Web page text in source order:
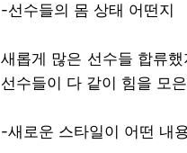
-선수들의 몸 상태 어떤지
새롭게 많은 선수들 합류
선수들이 다 같이 힘을 모
-새로운 스타일이 어떤 내